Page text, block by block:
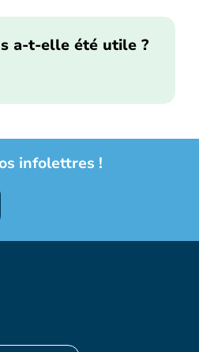
a-t-elle été utile ?
infolettres !